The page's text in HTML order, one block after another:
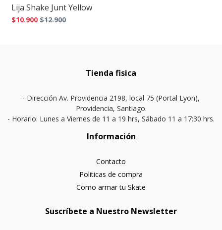
Lija Shake Junt Yellow
$10.900 $12.900
Tienda fisica
- Dirección Av. Providencia 2198, local 75 (Portal Lyon),
Providencia, Santiago.
- Horario: Lunes a Viernes de 11 a 19 hrs, Sábado 11 a 17:30 hrs.
Información
Contacto
Politicas de compra
Como armar tu Skate
Suscríbete a Nuestro Newsletter